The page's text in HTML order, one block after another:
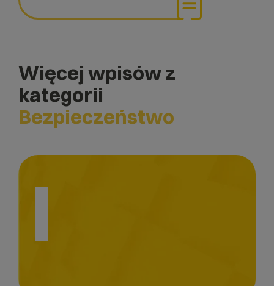
Więcej wpisów z
kategorii
Bezpieczeństwo
I